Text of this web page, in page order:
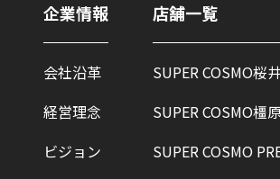
企業情報
会社沿革
経営理念
ビジョン
店舗一覧
SUPER COSMO桜
SUPER COSMO橿
SUPER COSMO